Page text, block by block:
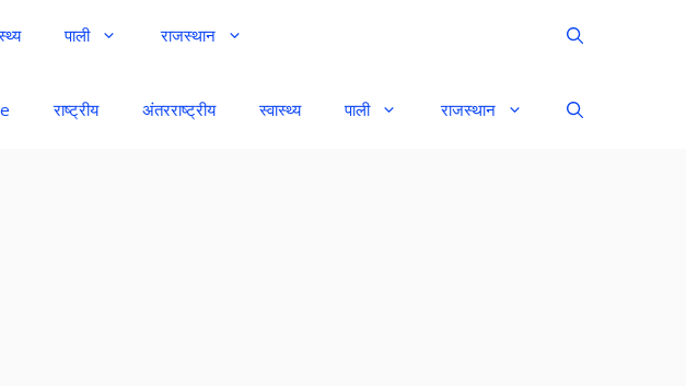
पाली राजस्थान
राष्ट्रीय अंतरराष्ट्रीय स्वास्थ्य पाली राजस्थान